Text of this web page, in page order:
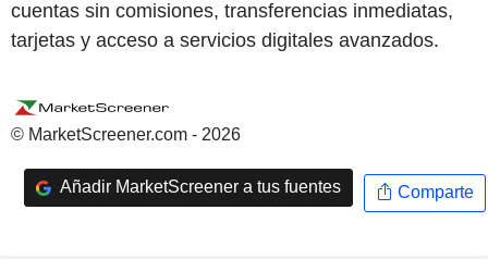
cuentas sin comisiones, transferencias inmediatas,
tarjetas y acceso a servicios digitales avanzados.
© MarketScreener.com - 2026
Añadir MarketScreener a tus fuentes Comparte